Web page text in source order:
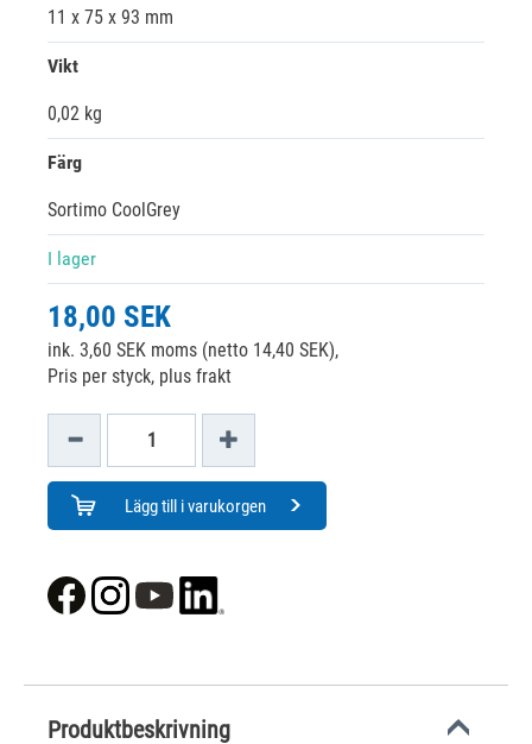
11 x 75 x 93 mm
Vikt
0,02 kg
Färg
Sortimo CoolGrey
I lager
18,00 SEK
ink. 3,60 SEK moms (netto 14,40 SEK),
Pris per styck, plus frakt
Lägg till i varukorgen
Produktbeskrivning